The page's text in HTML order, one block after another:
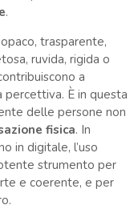
.
trasparente,
ruvida, rigida o
a
percettiva. È in questa
delle persone non
fisica. In
in digitale, l’uso
strumento per
e coerente, e per